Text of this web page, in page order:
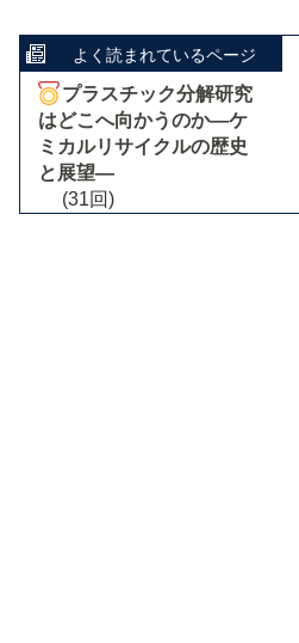
よく読まれているページ
プラスチック分解研究
はどこへ向かうのか―ケ
ミカルリサイクルの歴史
と展望―
(31回)